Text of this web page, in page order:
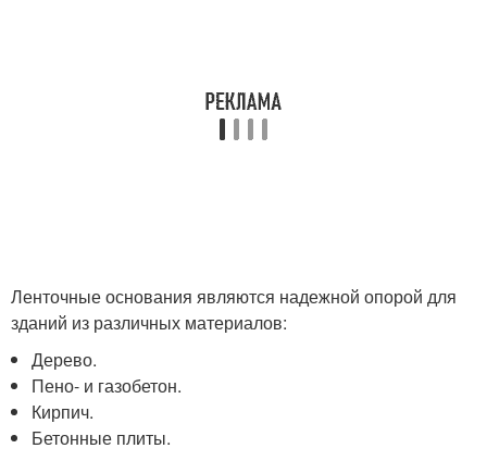
Ленточные основания являются надежной опорой для
зданий из различных материалов:
Дерево.
Пено- и газобетон.
Кирпич.
Бетонные плиты.